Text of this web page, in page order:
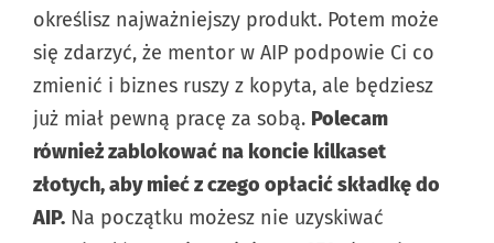
określisz najważniejszy produkt. Potem może
się zdarzyć, że mentor w AIP podpowie Ci co
zmienić i biznes ruszy z kopyta, ale będziesz
już miał pewną pracę za sobą. Polecam
również zablokować na koncie kilkaset
złotych, aby mieć z czego opłacić składkę do
AIP. Na początku możesz nie uzyskiwać